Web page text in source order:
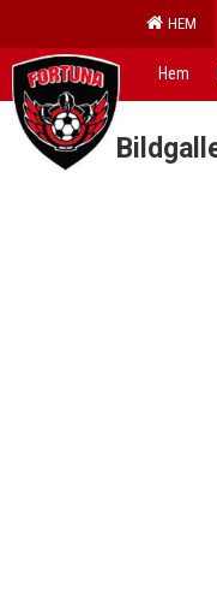
HEM
Hem